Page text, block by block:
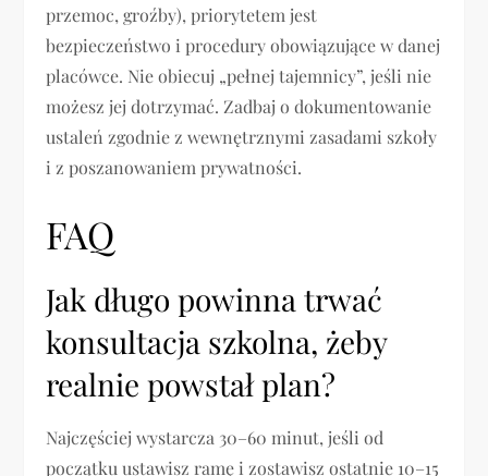
przemoc, groźby), priorytetem jest
bezpieczeństwo i procedury obowiązujące w danej
placówce. Nie obiecuj „pełnej tajemnicy”, jeśli nie
możesz jej dotrzymać. Zadbaj o dokumentowanie
ustaleń zgodnie z wewnętrznymi zasadami szkoły
i z poszanowaniem prywatności.
FAQ
Jak długo powinna trwać
konsultacja szkolna, żeby
realnie powstał plan?
Najczęściej wystarcza 30–60 minut, jeśli od
początku ustawisz ramę i zostawisz ostatnie 10–15